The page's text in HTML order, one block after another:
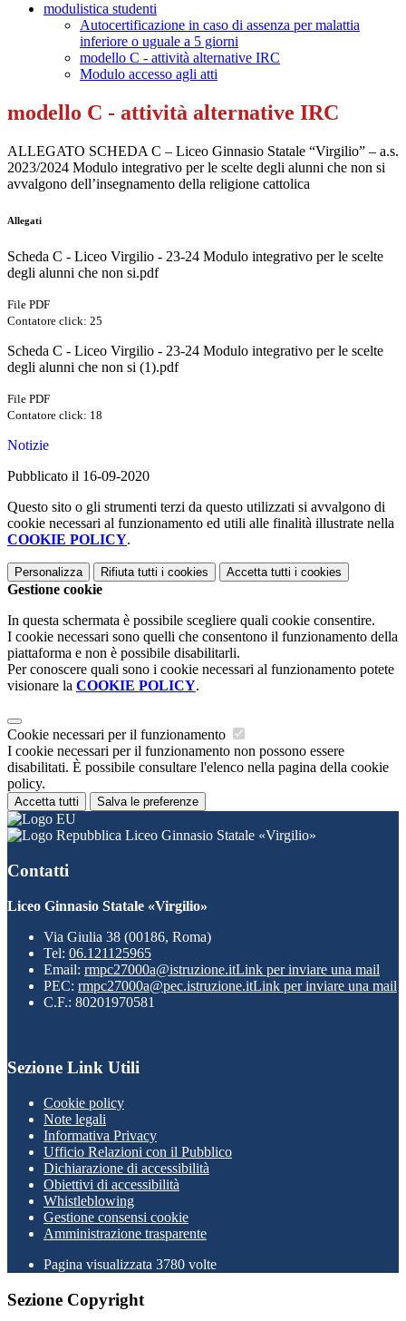
modulistica studenti
Autocertificazione in caso di assenza per malattia
inferiore o uguale a 5 giorni
modello C - attività alternative IRC
Modulo accesso agli atti
modello C - attività alternative IRC
ALLEGATO SCHEDA C – Liceo Ginnasio Statale “Virgilio” – a.s.
2023/2024 Modulo integrativo per le scelte degli alunni che non si
avvalgono dell’insegnamento della religione cattolica
Allegati
Scheda C - Liceo Virgilio - 23-24 Modulo integrativo per le scelte
degli alunni che non si.pdf
File PDF
Contatore click: 25
Scheda C - Liceo Virgilio - 23-24 Modulo integrativo per le scelte
degli alunni che non si (1).pdf
File PDF
Contatore click: 18
Notizie
Pubblicato il 16-09-2020
Questo sito o gli strumenti terzi da questo utilizzati si avvalgono di
cookie necessari al funzionamento ed utili alle finalità illustrate nella
COOKIE POLICY.
Personalizza Rifiuta tutti i cookies Accetta tutti i cookies
Gestione cookie
In questa schermata è possibile scegliere quali cookie consentire.
I cookie necessari sono quelli che consentono il funzionamento della
piattaforma e non è possibile disabilitarli.
Per conoscere quali sono i cookie necessari al funzionamento potete
visionare la COOKIE POLICY.
Cookie necessari per il funzionamento
I cookie necessari per il funzionamento non possono essere
disabilitati. È possibile consultare l'elenco nella pagina della cookie
policy.
Accetta tutti Salva le preferenze
Liceo Ginnasio Statale «Virgilio»
Contatti
Liceo Ginnasio Statale «Virgilio»
Via Giulia 38 (00186, Roma)
Tel: 06.121125965
Email: rmpc27000a@istruzione.itLink per inviare una mail
PEC: rmpc27000a@pec.istruzione.itLink per inviare una mail
C.F.: 80201970581
Sezione Link Utili
Cookie policy
Note legali
Informativa Privacy
Ufficio Relazioni con il Pubblico
Dichiarazione di accessibilità
Obiettivi di accessibilità
Whistleblowing
Gestione consensi cookie
Amministrazione trasparente
Pagina visualizzata 3780 volte
Sezione Copyright